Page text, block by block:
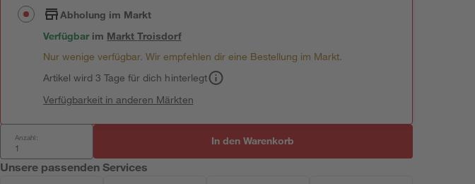
Abholung im Markt
Verfügbar im MarktTroisdorf
Nur wenige verfügbar. Wir empfehlen dir eine Bestellung im Markt.
Artikel wird 3 Tage für dich hinterlegt
Verfügbarkeit in anderen Märkten
Anzahl: In den Warenkorb
Unsere passenden Services